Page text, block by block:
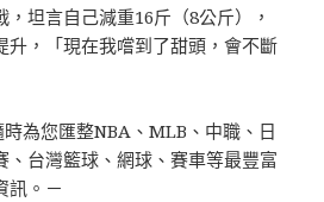
，坦言自己減重16斤（8公斤），
升，「現在我嚐到了甜頭，會不斷
時為您匯整NBA、MLB、中職、日
、台灣籃球、網球、賽車等最豐富
訊。－